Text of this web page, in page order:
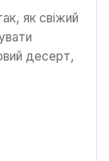
як свіжий
десерт,